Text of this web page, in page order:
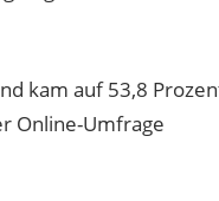
kam auf 53,8
Online-Umfrage